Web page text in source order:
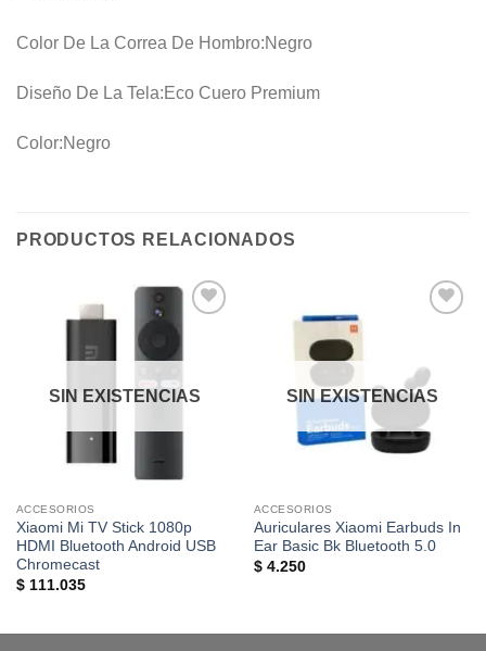
Color De La Correa De Hombro:Negro
Diseño De La Tela:Eco Cuero Premium
Color:Negro
PRODUCTOS RELACIONADOS
lista de
SIN EXISTENCIAS
ACCESORIOS
Xiaomi Mi TV Stick 1080p
HDMI Bluetooth Android USB
Chromecast
$111.035
deseos
SIN EXISTENCIAS
ACCESORIOS
Auriculares Xiaomi Earbuds In
Ear Basic Bk Bluetooth 5.0
$4.250